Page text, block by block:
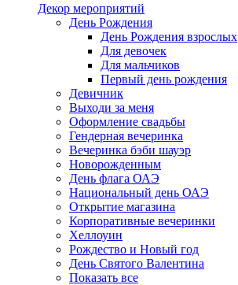
Декор мероприятий
День Рождения
День Рождения взрослых
Для девочек
Для мальчиков
Первый день рождения
Девичник
Выходи за меня
Оформление свадьбы
Гендерная вечеринка
Вечеринка бэби шауэр
Новорожденным
День флага ОАЭ
Национальный день ОАЭ
Открытие магазина
Корпоративные вечеринки
Хеллоуин
Рождество и Новый год
День Святого Валентина
Показать все